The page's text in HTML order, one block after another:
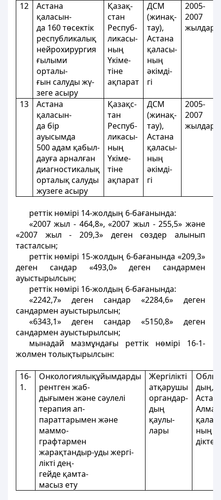
12
Астана
қаласын-
да 160 төсектік
республикалық
нейрохирургия
ғылыми
орталы-
ғын салуды жү-
зеге асыру
Қазақ-
стан
Респуб-
ликасы-
ның
Үкіме-
тіне
ақпарат
ДСМ
(жинақ-
тау),
Астана
қаласы-
ның
әкімді-
гi
2005-
2007
жылдар
13
Астана
қаласын-
да бір
ауысымда
500 адам қабыл-
дауға арналған
диагностикалық
орталық салуды
жyзеге асыру
Қазақс-
тан
Респуб-
ликасы-
ның
Үкіме-
тіне
ақпарат
ДСМ
(жинақ-
тау),
Астана
қаласы-
ның
әкімді-
гi
2005-
2007
жылдар
реттік нөмірі 14-жолдың 6-бағанында:
«2007 жыл - 464,8», «2007 жыл - 255,5» және
«2007 жыл - 209,3» деген сөздер алынып
тасталсын;
реттік нөмірі 15-жолдың 6-бағанында «209,3»
деген сандар «493,0» деген сандармен
ауыстырылсын;
реттік нөмірі 16-жолдың 6-бағанында:
«2242,7» деген сандар «2284,6» деген
сандармен ауыстырылсын;
«6343,1» деген сандар «5150,8» деген
сандармен ауыстырылсын;
мынадай мазмұндағы реттік нөмірі 16-1-
жолмен толықтырылсын:
16-
1.
Онкологиялықұйымдарды
рентген жаб-
дығымен және сәулелi
терапия ап-
параттарымен және
маммо-
графтармен
жарақтандыр-уды жергі-
лікті дең-
гейде қамта-
масыз ету
Жергіліктi
атқарушы
органдар-
дың
қаулы-
лары
дың,
ның